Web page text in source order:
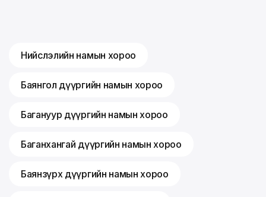
Нийслэлийн намын хороо
Баянгол дүүргийн намын хороо
Багануур дүүргийн намын хороо
Баганхангай дүүргийн намын хороо
Баянзүрх дүүргийн намын хороо